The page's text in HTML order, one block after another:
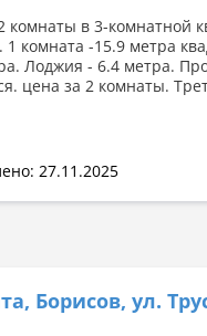
комнаты в 3-комнатной
1 комната -15.9 метра
Лоджия - 6.4 метра.
цена за 2 комнаты.
27.11.2025
Борисов, ул.